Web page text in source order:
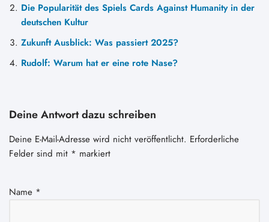
Die Popularität des Spiels Cards Against Humanity in der
deutschen Kultur
Zukunft Ausblick: Was passiert 2025?
Rudolf: Warum hat er eine rote Nase?
Deine Antwort dazu schreiben
Deine E-Mail-Adresse wird nicht veröffentlicht. Erforderliche
Felder sind mit * markiert
Name *